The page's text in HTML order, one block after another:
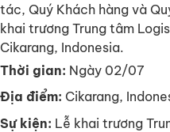
tác, Quý Khách hàng và
khai trương Trung tâm
Cikarang, Indonesia.
Thời gian: Ngày 02/07
Địa điểm: Cikarang,
Sự kiện: Lễ khai trương